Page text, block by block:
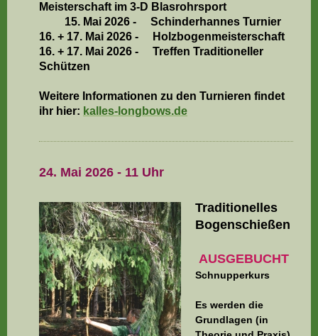
Meisterschaft im 3-D Blasrohrsport
15. Mai 2026 - Schinderhannes Turnier
16. + 17. Mai 2026 - Holzbogenmeisterschaft
16. + 17. Mai 2026 - Treffen Traditioneller
Schützen
Weitere Informationen zu den Turnieren findet
ihr hier: kalles-longbows.de
24. Mai 2026 - 11 Uhr
Traditionelles
Bogenschießen
AUSGEBUCHT
Schnupperkurs
Es werden die
Grundlagen (in